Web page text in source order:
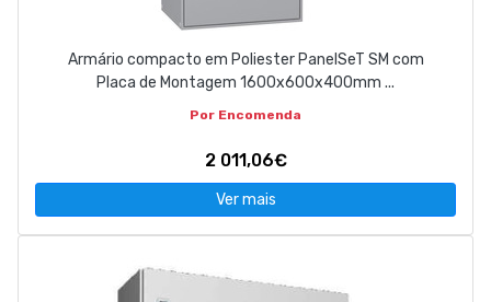
Armário compacto em Poliester PanelSeT SM com
Placa de Montagem 1600x600x400mm ...
Por Encomenda
2 011,06€
Ver mais